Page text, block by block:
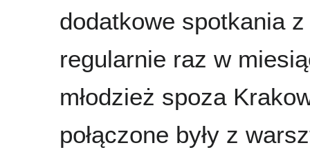
dodatkowe spotkania z
regularnie raz w
młodzież spoza
połączone były z